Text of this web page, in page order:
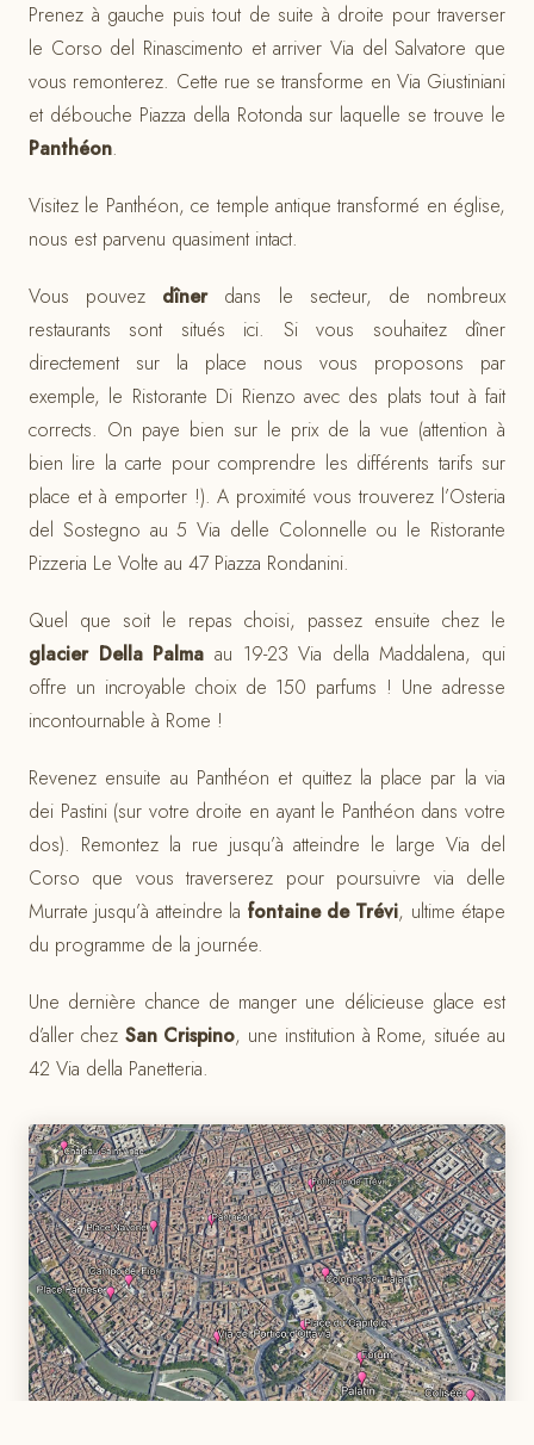
Prenez à gauche puis tout de suite à droite pour traverser
le Corso del Rinascimento et arriver Via del Salvatore que
vous remonterez. Cette rue se transforme en Via Giustiniani
et débouche Piazza della Rotonda sur laquelle se trouve le
Panthéon.
Visitez le Panthéon, ce temple antique transformé en église,
nous est parvenu quasiment intact.
Vous pouvez dînerdans le secteur, de nombreux
restaurants sont situés ici. Si vous souhaitez dîner
directement sur la place nous vous proposons par
exemple, le Ristorante Di Rienzo avec des plats tout à fait
corrects. On paye bien sur le prix de la vue (attention à
bien lire la carte pour comprendre les différents tarifs sur
place et à emporter !). A proximité vous trouverez l’Osteria
del Sostegno au 5 Via delle Colonnelle ou le Ristorante
Pizzeria Le Volte au 47 Piazza Rondanini.
Quel que soit le repas choisi, passez ensuite chez le
glacier Della Palma au 19-23 Via della Maddalena, qui
offre un incroyable choix de 150 parfums ! Une adresse
incontournable à Rome !
Revenez ensuite au Panthéon et quittez la place par la via
dei Pastini (sur votre droite en ayant le Panthéon dans votre
dos). Remontez la rue jusqu’à atteindre le large Via del
Corso que vous traverserez pour poursuivre via delle
Murrate jusqu’à atteindre la fontaine de Trévi, ultime étape
du programme de la journée.
Une dernière chance de manger une délicieuse glace est
d’aller chez San Crispino, une institution à Rome, située au
42 Via della Panetteria.